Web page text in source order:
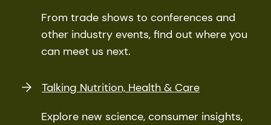
From trade shows to conferences and
other industry events, find out where you
can meet us next.
Talking Nutrition, Health & Care
Explore new science, consumer insights,